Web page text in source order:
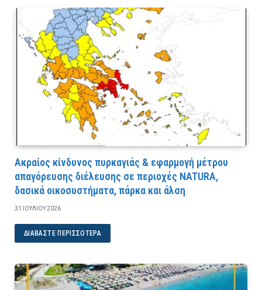
Ακραίος κίνδυνος πυρκαγιάς & εφαρμογή μέτρου
απαγόρευσης διέλευσης σε περιοχές NATURA,
δασικά οικοσυστήματα, πάρκα και άλση
31 ΙΟΥΛΊΟΥ 2026
ΔΙΑΒΆΣΤΕ ΠΕΡΙΣΣΌΤΕΡΑ